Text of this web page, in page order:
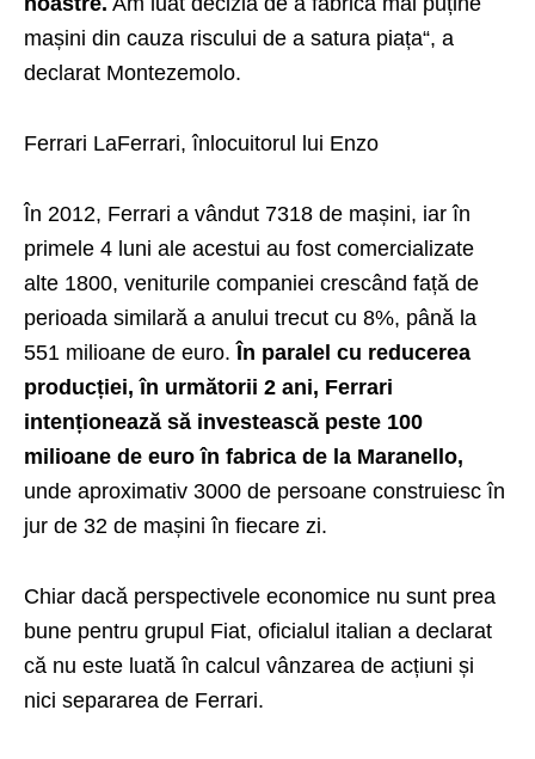
mașini din cauza riscului de a satura piața“, a
declarat Montezemolo.
Ferrari LaFerrari, înlocuitorul lui Enzo
În 2012, Ferrari a vândut 7318 de mașini, iar în
primele 4 luni ale acestui au fost comercializate
alte 1800, veniturile companiei crescând față de
perioada similară a anului trecut cu 8%, până la
551 milioane de euro.În paralel cu reducerea
producției, în următorii 2 ani, Ferrari
intenționează să investească peste 100
milioane de euro în fabrica de la Maranello,
unde aproximativ 3000 de persoane construiesc în
jur de 32 de mașini în fiecare zi.
Chiar dacă perspectivele economice nu sunt prea
bune pentru grupul Fiat, oficialul italian a declarat
că nu este luată în calcul vânzarea de acțiuni și
nici separarea de Ferrari.